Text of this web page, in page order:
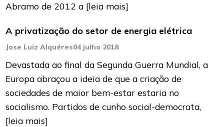
Abramo de 2012 a [leia mais]
A privatização do setor de energia elétrica
Jose Luiz Alquéres04 julho 2018
Devastada ao final da Segunda Guerra Mundial, a
Europa abraçou a ideia de que a criação de
sociedades de maior bem-estar estaria no
socialismo. Partidos de cunho social-democrata,
[leia mais]